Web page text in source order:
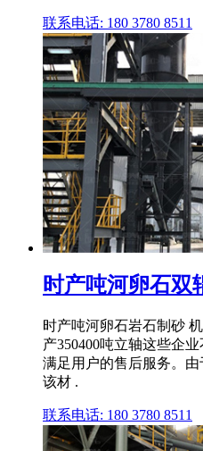
联系电话: 180 3780 8511
时产吨河卵石双
时产吨河卵石岩石制砂
产350400吨立轴这些企
满足用户的售后服务。
该材 .
联系电话: 180 3780 8511